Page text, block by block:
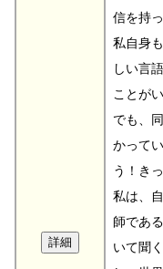
信を持
私自身
しい言
ことが
でも、
かって
う！き
私は、
師であ
いて聞